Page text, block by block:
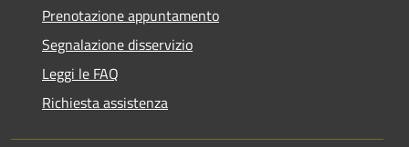
Prenotazione appuntamento
Segnalazione disservizio
Leggi le FAQ
Richiesta assistenza